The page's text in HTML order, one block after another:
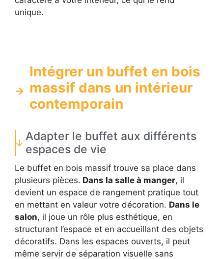
unique.
Intégrer un buffet en bois
massif dans un intérieur
contemporain
Adapter le buffet aux différents
espaces de vie
Le buffet en bois massif trouve sa place dans
plusieurs pièces. Dans la salle à manger, il
devient un espace de rangement pratique tout
en mettant en valeur votre décoration. Dans le
salon, il joue un rôle plus esthétique, en
structurant l’espace et en accueillant des objets
décoratifs. Dans les espaces ouverts, il peut
même servir de séparation visuelle sans